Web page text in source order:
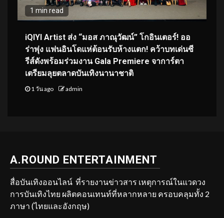
1 min read
iQIYI Artist ส่ง “มอส ภาณุวัฒน์” โกอินเตอร์! ออ
ร่าพุ่ง แฟนอินโดแห่ต้อนรับห้างแตก! คว้าบทเด่นซี
รีส์ดังพร้อมร่วมงาน Gala Premiere จาการ์ตา
เตรียมลุยตลาดบันเทิงนานาชาติ
1 วัน ago admin
A.ROUND ENTERTAINMENT
สื่อบันเทิงออนไลน์ ที่รายงานข่าวสาร เหตุการณ์ในแวดวง
การบันเทิงไทย ผลิตคอนเทนท์ที่หลากหลาย ครอบคลุมทั้ง 2
ภาษา (ไทยและอังกฤษ)